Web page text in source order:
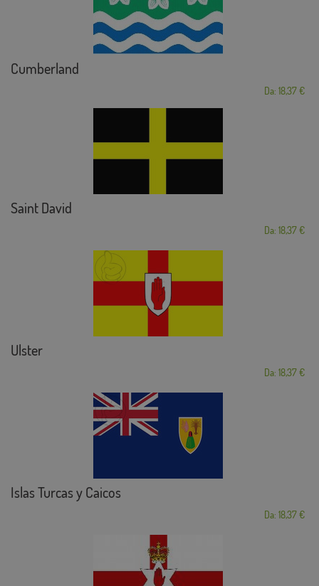
Cumberland
Da: 18,37 €
Saint David
Da: 18,37 €
Ulster
Da: 18,37 €
Islas Turcas y Caicos
Da: 18,37 €